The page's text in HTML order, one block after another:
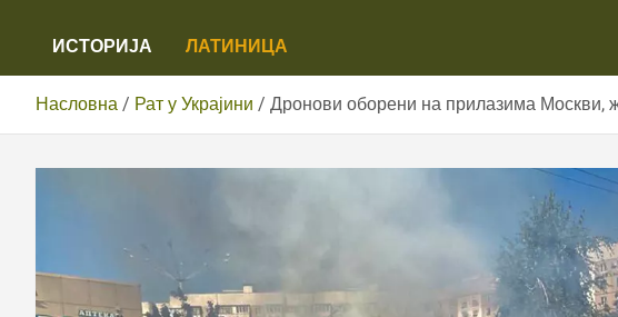
ИСТОРИЈА ЛАТИНИЦА
Насловна Рат у Украјини Дронови оборени на прилазима Москви,